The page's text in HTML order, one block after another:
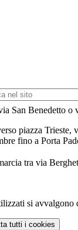
San Benedetto
piazza
fino a Porta
tra via
si
tutti i cookies